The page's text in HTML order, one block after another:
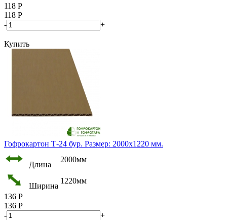
118 Р
118 Р
-
+
Купить
Гофрокартон Т-24 бур. Размер: 2000х1220 мм.
Длина
2000мм
Ширина
1220мм
136 Р
136 Р
-
+